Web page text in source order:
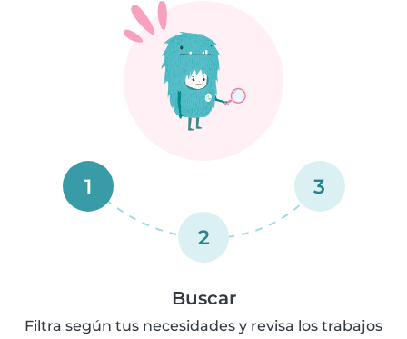
1
2
3
Buscar
Filtra según tus necesidades y revisa los trabajos